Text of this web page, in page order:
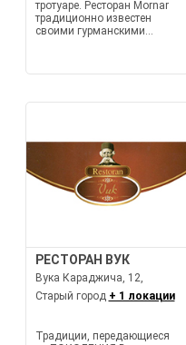
тротуаре. Ресторан Мornar
традиционно известен
своими гурманскими...
РЕСТОРАН ВУК
Вука Караджича, 12,
Старый город + 1 локации
Традиции, передающиеся